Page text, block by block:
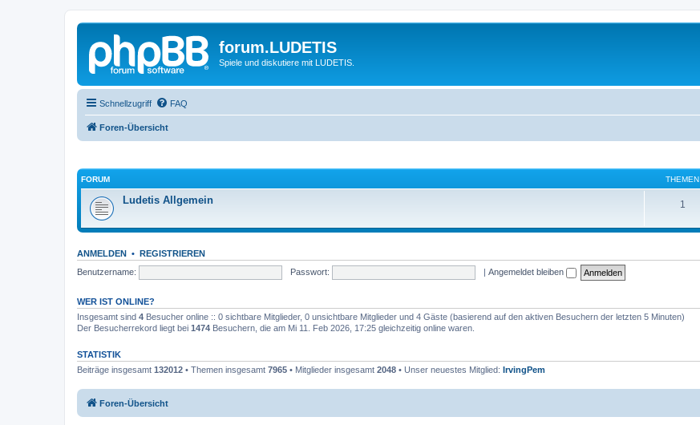
forum.LUDETIS
Spiele und diskutiere mit LUDETIS.
Schnellzugriff FAQ
Foren-Übersicht
FORUM THEMEN
Ludetis Allgemein 1
ANMELDEN • REGISTRIEREN
Benutzername:
Passwort: | Angemeldet bleiben
WER IST ONLINE?
Insgesamt sind 4 Besucher online :: 0 sichtbare Mitglieder, 0 unsichtbare Mitglieder und 4 Gäste (basierend auf den aktiven Besuchern der letzten 5 Minuten)
Der Besucherrekord liegt bei 1474 Besuchern, die am Mi 11. Feb 2026, 17:25 gleichzeitig online waren.
STATISTIK
Beiträge insgesamt 132012 • Themen insgesamt 7965 • Mitglieder insgesamt 2048 • Unser neuestes Mitglied: IrvingPem
Foren-Übersicht